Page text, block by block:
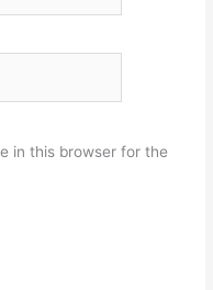
in this browser for the